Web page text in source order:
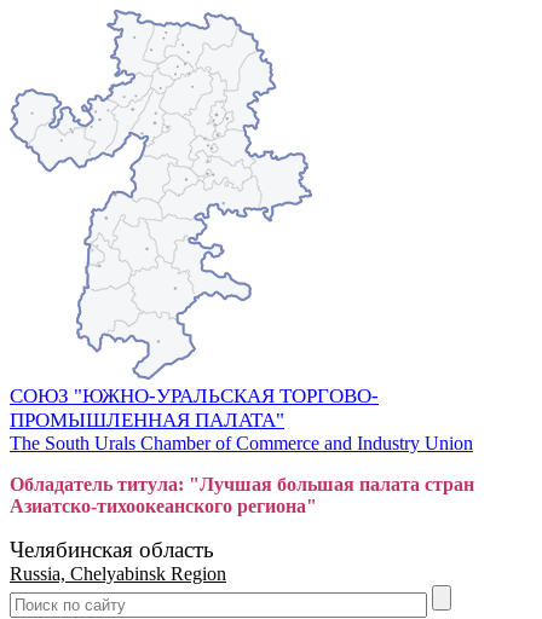
СОЮЗ "ЮЖНО-УРАЛЬСКАЯ ТОРГОВО-
ПРОМЫШЛЕННАЯ ПАЛАТА"
The South Urals Chamber of Commerce and Industry Union
Обладатель титула: "Лучшая большая палата стран
Азиатско-тихоокеанского региона"
Челябинская область
Russia, Chelyabinsk Region